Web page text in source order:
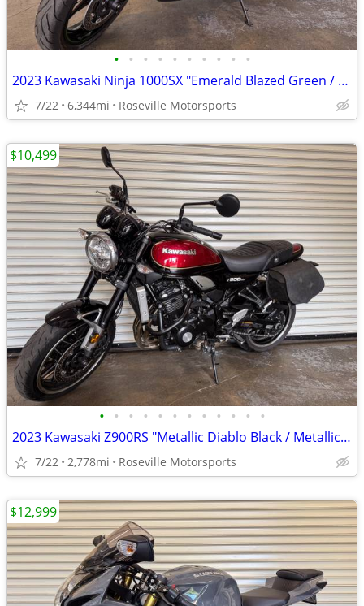
• • • • • • • • • •
2023 Kawasaki Ninja 1000SX "Emerald Blazed Green / Black"
7/22 6,344mi Roseville Motorsports
• • • • • • • • • • • •
2023 Kawasaki Z900RS "Metallic Diablo Black / Metallic Imperial Red"
7/22 2,778mi Roseville Motorsports
$10,499
$12,999